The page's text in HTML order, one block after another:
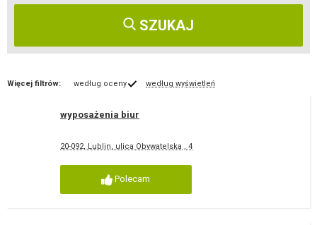
SZUKAJ
Więcej filtrów: według oceny według wyświetleń
wyposażenia biur
20-092, Lublin, ulica Obywatelska , 4
Polecam